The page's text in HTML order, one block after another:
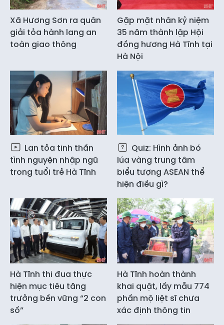
Xã Hương Sơn ra quân
giải tỏa hành lang an
toàn giao thông
Gặp mặt nhân kỷ niệm
35 năm thành lập Hội
đồng hương Hà Tĩnh tại
Hà Nội
Lan tỏa tinh thần
tình nguyện nhập ngũ
trong tuổi trẻ Hà Tĩnh
Quiz: Hình ảnh bó
lúa vàng trung tâm
biểu tượng ASEAN thể
hiện điều gì?
Hà Tĩnh thi đua thực
hiện mục tiêu tăng
trưởng bền vững “2 con
số”
Hà Tĩnh hoàn thành
khai quật, lấy mẫu 774
phần mộ liệt sĩ chưa
xác định thông tin